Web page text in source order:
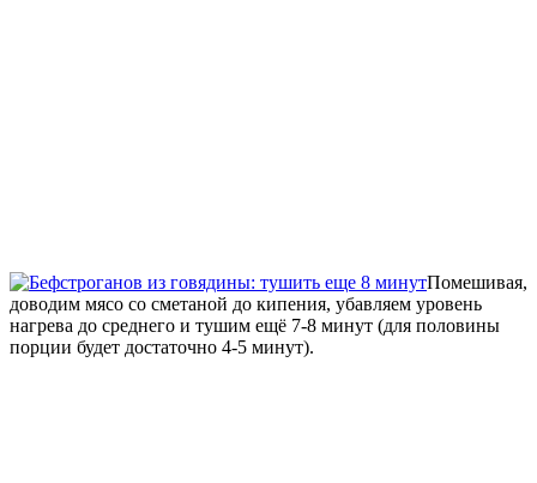
Помешивая,
доводим мясо со сметаной до кипения, убавляем уровень
нагрева до среднего и тушим ещё 7-8 минут (для половины
порции будет достаточно 4-5 минут).